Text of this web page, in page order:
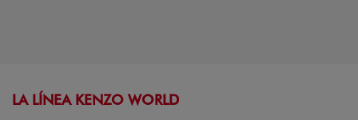
LA LÍNEA KENZO WORLD